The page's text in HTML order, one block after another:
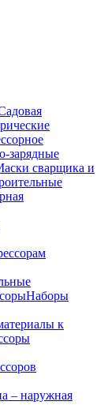
зарядные
сварщика и
Наборы
к
– наружная